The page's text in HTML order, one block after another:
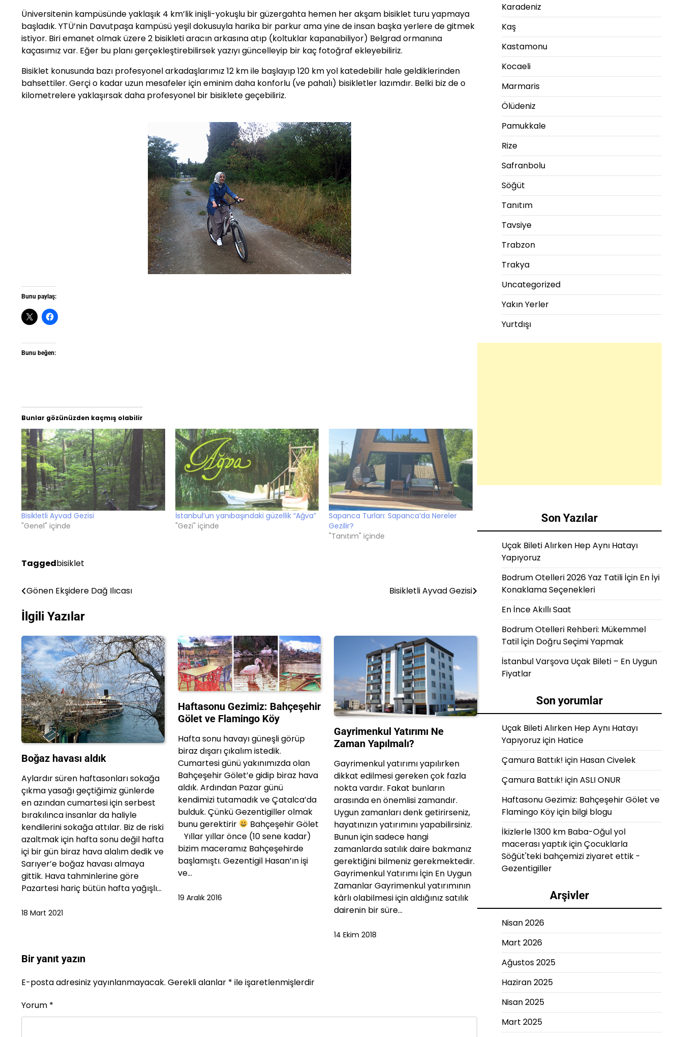
Üniversitenin kampüsünde yaklaşık 4 km’lik inişli-yokuşlu bir güzergahta hemen her akşam bisiklet turu yapmaya
başladık. YTÜ’nin Davutpaşa kampüsü yeşil dokusuyla harika bir parkur ama yine de insan başka yerlere de gitmek
istiyor. Biri emanet olmak üzere 2 bisikleti aracın arkasına atıp (koltuklar kapanabiliyor) Belgrad ormanına
kaçasımız var. Eğer bu planı gerçekleştirebilirsek yazıyı güncelleyip bir kaç fotoğraf ekleyebiliriz.
Bisiklet konusunda bazı profesyonel arkadaşlarımız 12 km ile başlayıp 120 km yol katedebilir hale geldiklerinden
bahsettiler. Gerçi o kadar uzun mesafeler için eminim daha konforlu (ve pahalı) bisikletler lazımdır. Belki biz de o
kilometrelere yaklaşırsak daha profesyonel bir bisiklete geçebiliriz.
Bunu paylaş:
Bunu beğen:
Bunlar gözünüzden kaçmış olabilir
Bisikletli Ayvad Gezisi
"Genel" içinde
İstanbul’un yanıbaşındaki güzellik “Ağva”
"Gezi" içinde
Sapanca Turları: Sapanca’da Nereler
Gezilir?
"Tanıtım" içinde
Taggedbisiklet
Yazı
gezinmesi
Gönen Ekşidere Dağ Ilıcası Bisikletli Ayvad Gezisi
İlgili Yazılar
Boğaz havası aldık
Aylardır süren haftasonları sokağa
çıkma yasağı geçtiğimiz günlerde
en azından cumartesi için serbest
bırakılınca insanlar da haliyle
kendilerini sokağa attılar. Biz de riski
azaltmak için hafta sonu değil hafta
içi bir gün biraz hava alalım dedik ve
Sarıyer’e boğaz havası almaya
gittik. Hava tahminlerine göre
Pazartesi hariç bütün hafta yağışlı…
18 Mart 2021
Haftasonu Gezimiz: Bahçeşehir
Gölet ve Flamingo Köy
Hafta sonu havayı güneşli görüp
biraz dışarı çıkalım istedik.
Cumartesi günü yakınımızda olan
Bahçeşehir Gölet’e gidip biraz hava
aldık. Ardından Pazar günü
kendimizi tutamadık ve Çatalca’da
bulduk. Çünkü Gezentigiller olmak
bunu gerektirir
Bahçeşehir Gölet
Yıllar yıllar önce (10 sene kadar)
bizim maceramız Bahçeşehirde
başlamıştı. Gezentigil Hasan’ın işi
ve…
19 Aralık 2016
Gayrimenkul Yatırımı Ne
Zaman Yapılmalı?
Gayrimenkul yatırımı yapılırken
dikkat edilmesi gereken çok fazla
nokta vardır. Fakat bunların
arasında en önemlisi zamandır.
Uygun zamanları denk getirirseniz,
hayatınızın yatırımını yapabilirsiniz.
Bunun için sadece hangi
zamanlarda satılık daire bakmanız
gerektiğini bilmeniz gerekmektedir.
Gayrimenkul Yatırımı İçin En Uygun
Zamanlar Gayrimenkul yatırımının
kârlı olabilmesi için aldığınız satılık
dairenin bir süre…
14 Ekim 2018
Bir yanıt yazın
E-posta adresiniz yayınlanmayacak. Gerekli alanlar * ile işaretlenmişlerdir
Yorum *
Karadeniz
Kaş
Kastamonu
Kocaeli
Marmaris
Ölüdeniz
Pamukkale
Rize
Safranbolu
Söğüt
Tanıtım
Tavsiye
Trabzon
Trakya
Uncategorized
Yakın Yerler
Yurtdışı
Son Yazılar
Uçak Bileti Alırken Hep Aynı Hatayı
Yapıyoruz
Bodrum Otelleri 2026 Yaz Tatili İçin En İyi
Konaklama Seçenekleri
En İnce Akıllı Saat
Bodrum Otelleri Rehberi: Mükemmel
Tatil İçin Doğru Seçimi Yapmak
İstanbul Varşova Uçak Bileti – En Uygun
Fiyatlar
Son yorumlar
Uçak Bileti Alırken Hep Aynı Hatayı
Yapıyoruz için Hatice
Çamura Battık! için Hasan Civelek
Çamura Battık! içinASLI ONUR
Haftasonu Gezimiz: Bahçeşehir Gölet ve
Flamingo Köyiçin bilgi blogu
İkizlerle 1300 km Baba-Oğul yol
macerası yaptıkiçinÇocuklarla
Söğüt'teki bahçemizi ziyaret ettik -
Gezentigiller
Arşivler
Nisan 2026
Mart 2026
Ağustos 2025
Haziran 2025
Nisan 2025
Mart 2025